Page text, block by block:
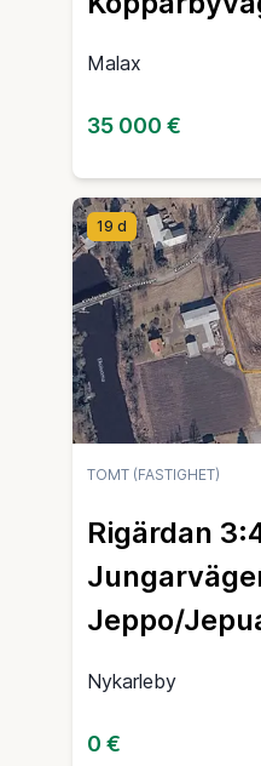
Malax
35 000 €
19 d
TOMT (FASTIGHET)
Rigärdan
Jeppo/
Nykarleby
0 €